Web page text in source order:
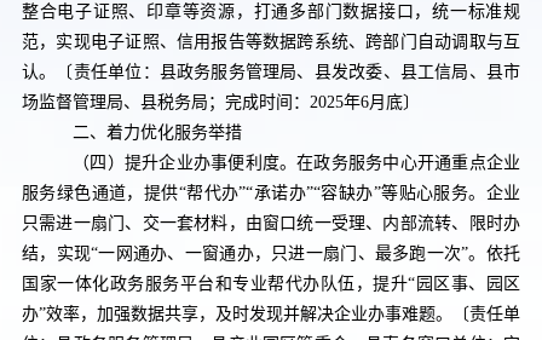
整合电子证照、印章等资源，打通多部门数据接口，统一标准规
范，实现电子证照、信用报告等数据跨系统、跨部门自动调取与互
认。
〔责任单位：县政务服务管理局、县发改委、县工信局、县市
场监督管理局、县税务局；完成时间： 2025年6月底〕
二、着力优化服务举措
（四）提升企业办事便利度。在政务服务中心开通重点企业
服务绿色通道，提供“帮代办”“承诺办”“容缺办”等贴心服务。企业
只需进一扇门、交一套材料，由窗口统一受理、内部流转、限时办
结，实现“一网通办、一窗通办，只进一扇门、最多跑一次”。依托
国家一体化政务服务平台和专业帮代办队伍，提升“园区事、园区
办”效率，加强数据共享，及时发现并解决企业办事难题。
〔责任单